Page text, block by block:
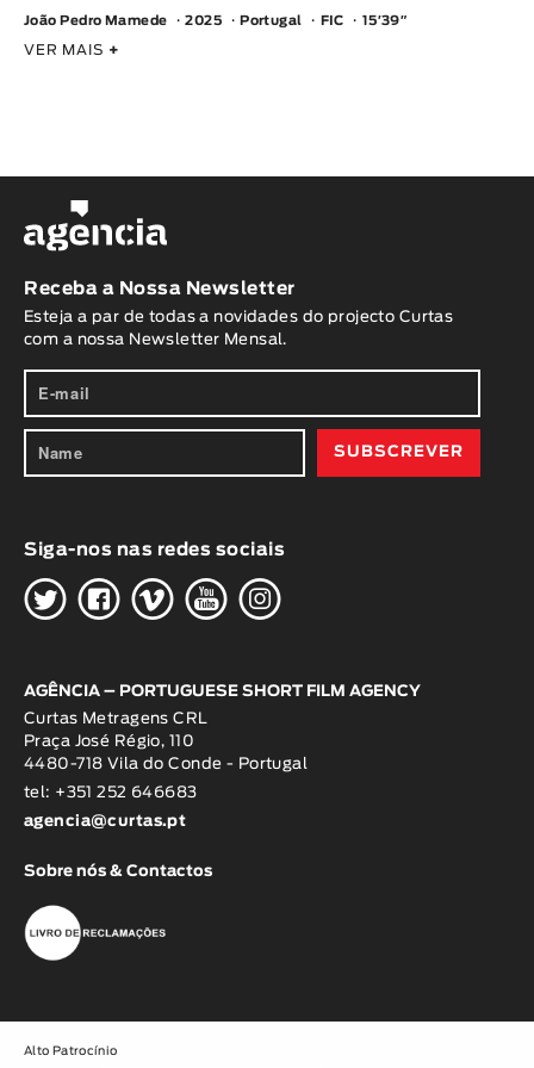
Animar
DURAÇÃO
GÉNERO
Ficção
Animação
Experimental
TÓPICOS
Tópicos selecionados
João Pedro Mamede 2025 Portugal FIC 15′39″
VER MAIS +
Receba a Nossa Newsletter
Esteja a par de todas a novidades do projecto Curtas
com a nossa Newsletter Mensal.
Siga-nos nas redes sociais
HGWOK
AGÊNCIA – PORTUGUESE SHORT FILM AGENCY
Curtas Metragens CRL
Praça José Régio, 110
4480-718 Vila do Conde - Portugal
tel: +351 252 646683
agencia@curtas.pt
Sobre nós & Contactos
Alto Patrocínio